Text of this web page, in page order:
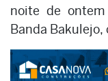
noite de
Banda Bakulejo,